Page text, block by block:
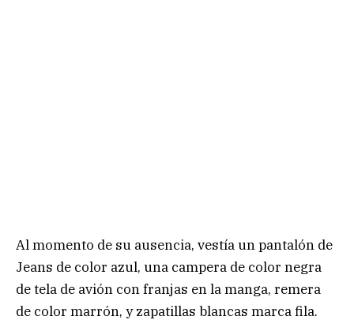
Al momento de su ausencia, vestía un pantalón de
Jeans de color azul, una campera de color negra
de tela de avión con franjas en la manga, remera
de color marrón, y zapatillas blancas marca fila.